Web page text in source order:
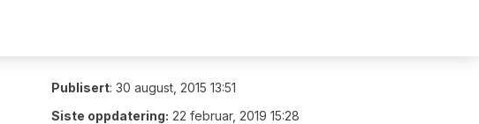
Publisert: 30 august, 2015 13:51
Siste oppdatering: 22 februar, 2019 15:28